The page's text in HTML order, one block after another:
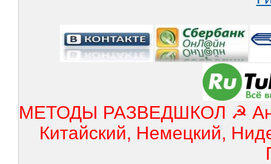
МЕТОДЫ РАЗВЕДШКОЛ ☭
Китайский, Немецкий,